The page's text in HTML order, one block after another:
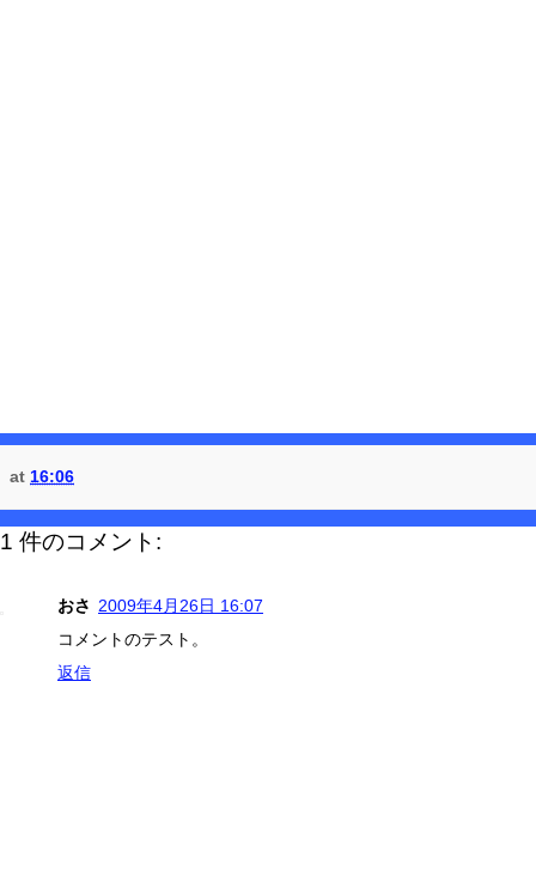
at 16:06
1 件のコメント:
おさ 2009年4月26日 16:07
コメントのテスト。
返信